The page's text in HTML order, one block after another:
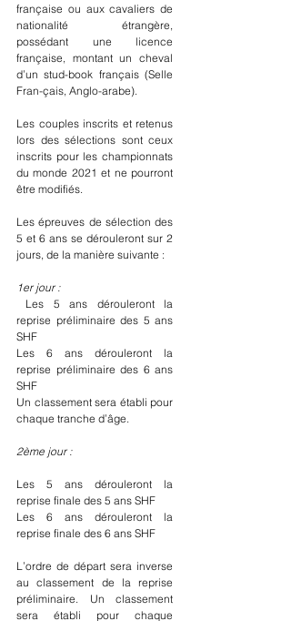
française ou aux cavaliers de
nationalité étrangère,
possédant une licence
française, montant un cheval
d’un stud-book français (Selle
Fran-çais, Anglo-arabe).
Les couples inscrits et retenus
lors des sélections sont ceux
inscrits pour les championnats
du monde 2021 et ne pourront
être modifiés.
Les épreuves de sélection des
5 et 6 ans se dérouleront sur 2
jours, de la manière suivante :
1er jour :
reprise préliminaire des 5 ans
SHF
Les 6 ans dérouleront la
reprise préliminaire des 6 ans
SHF
Un classement sera établi pour
chaque tranche d’âge.
2ème jour :
Les 5 ans dérouleront la
reprise finale des 5 ans SHF
Les 6 ans dérouleront la
reprise finale des 6 ans SHF
L’ordre de départ sera inverse
au classement de la reprise
préliminaire. Un classement
sera établi pour chaque